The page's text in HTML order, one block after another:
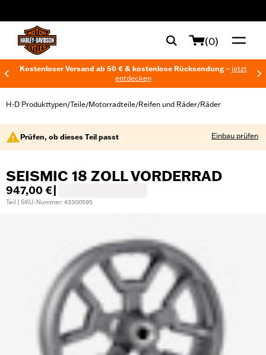
(0)
Kostenloser Versand ab 50 € & kostenlose Rücksendung – jetzt
entdecken
H-D Produkttypen/Teile/Motorradteile/Reifen und Räder/Räder
Prüfen, ob dieses Teil passt Einbau prüfen
SEISMIC 18 ZOLL VORDERRAD
947,00 €
Teil | SKU-Nummer: 43300595